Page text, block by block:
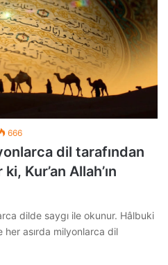
666
dil tarafından
Kur’an Allah’ın
dilde saygı ile okunur. Hâlbuki
her asırda milyonlarca dil